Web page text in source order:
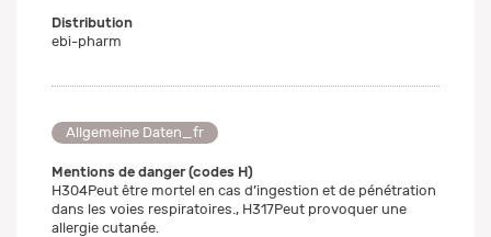
Distribution
ebi-pharm
Allgemeine Daten_fr
Mentions de danger (codes H)
H304Peut être mortel en cas d’ingestion et de pénétration
dans les voies respiratoires., H317Peut provoquer une
allergie cutanée.